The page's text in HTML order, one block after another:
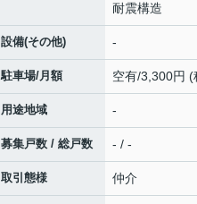
耐震構造
設備(その他) -
駐車場/月額 空有/3,300円 (
用途地域 -
募集戸数 / 総戸数 - / -
取引態様 仲介